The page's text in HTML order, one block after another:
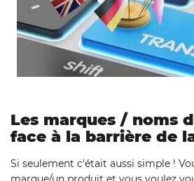
Les marques / noms
face à la barrière de
Si seulement c'était aussi simple !